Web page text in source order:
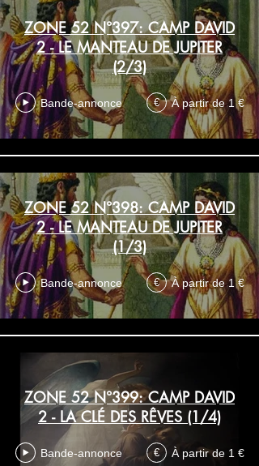
ZONE 52 N°397: CAMP DAVID
2 - LE MANTEAU DE JUPITER
(2/3)
Bande-annonce € À partir de 1 €
ZONE 52 N°398: CAMP DAVID
2 - LE MANTEAU DE JUPITER
(1/3)
Bande-annonce € À partir de 1 €
ZONE 52 N°399: CAMP DAVID
2 - LA CLÉ DES RÊVES (1/4)
Bande-annonce € À partir de 1 €